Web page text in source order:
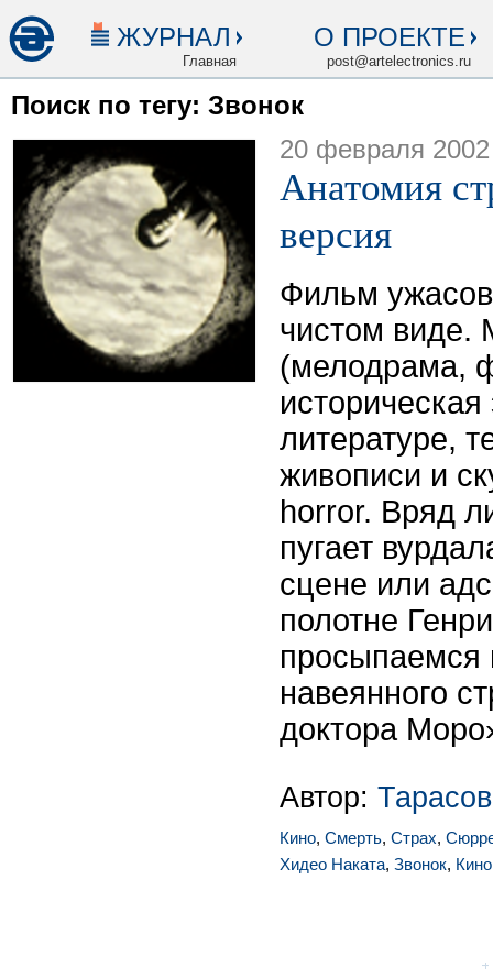
ЖУРНАЛ
Главная
О ПРОЕКТЕ
post@artelectronics.ru
Поиск по тегу: Звонок
20 февраля 2002
Анатомия
версия
Фильм
чистом виде.
(мелодрама,
литературе,
живописи и
horror. Вряд
пугает
сцене или
полотне
просыпаемся
навеянного
доктора
Автор:
Кино, Смерть, Страх,
Хидео Наката, Звонок,